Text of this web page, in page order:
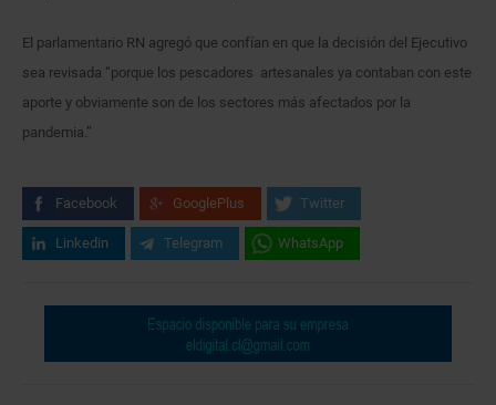
El parlamentario RN agregó que confían en que la decisión del Ejecutivo
sea revisada “porque los pescadores artesanales ya contaban con este
aporte y obviamente son de los sectores más afectados por la
pandemia.”
Facebook GooglePlus Twitter
Linkedin Telegram WhatsApp